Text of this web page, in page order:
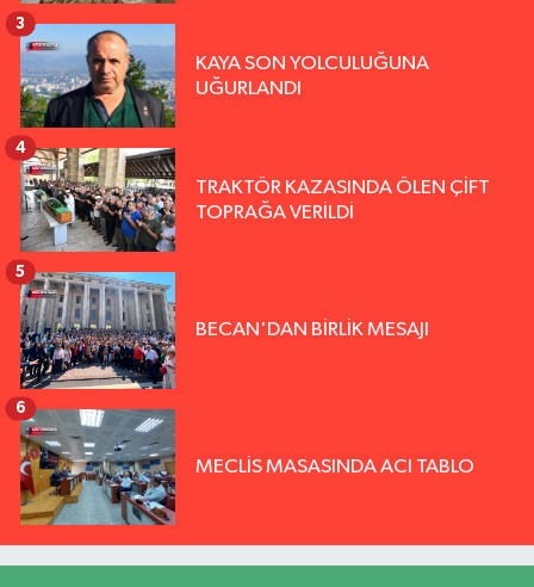
KAYA SON YOLCULUĞUNA
UĞURLANDI
3
TRAKTÖR KAZASINDA ÖLEN ÇİFT
TOPRAĞA VERİLDİ
4
BECAN'DAN BİRLİK MESAJI
5
MECLİS MASASINDA ACI TABLO
6